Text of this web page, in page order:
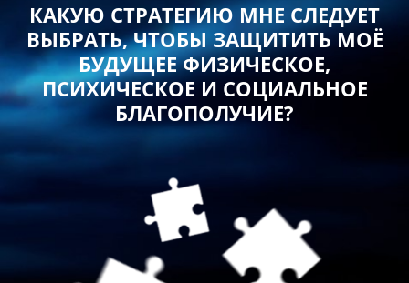
КАКУЮ СТРАТЕГИЮ МНЕ СЛЕДУЕТ
ВЫБРАТЬ,ЧТОБЫ ЗАЩИТИТЬ МОЁ
БУДУЩЕЕ ФИЗИЧЕСКОЕ,
ПСИХИЧЕСКОЕ И СОЦИАЛЬНОЕ
БЛАГОПОЛУЧИЕ?